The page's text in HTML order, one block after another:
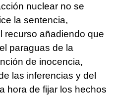
nuclear no se
la sentencia,
recurso añadiendo que
paraguas de la
de inocencia,
las inferencias y del
hora de fijar los hechos